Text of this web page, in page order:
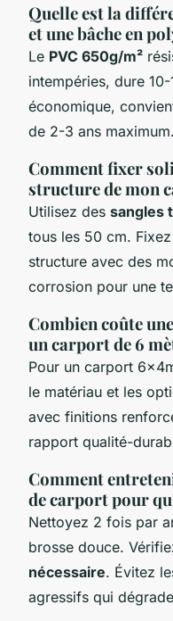
Quelle est la
et une bâche en
Le PVC 650g/m²
intempéries, dure
économique,
de 2-3 ans maximum.
Comment fixer
structure de mon
Utilisez des sangles
tous les 50 cm.
structure avec des
corrosion pour une
Combien coûte
un carport de 6
Pour un carport
le matériau et les
avec finitions
rapport qualité-
Comment
de carport pour
Nettoyez 2 fois par
brosse douce.
nécessaire. Évitez
agressifs qui